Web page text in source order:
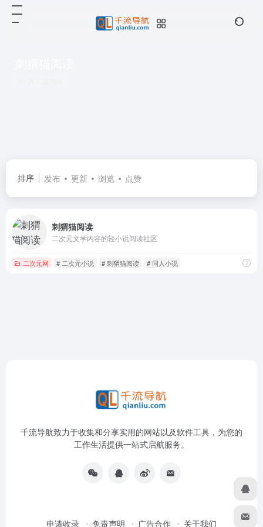
排序 发布 更新 浏览 点赞
刺猬猫阅读
二次元文学内容的轻小说阅读社区
二次元网 # 二次元小说 # 刺猬猫阅读 # 同人小说
千流导航致力于收集和分享实用的网站以及软件工具，为您的
工作生活提供一站式启航服务。
申请收录 免责声明 广告合作 关于我们